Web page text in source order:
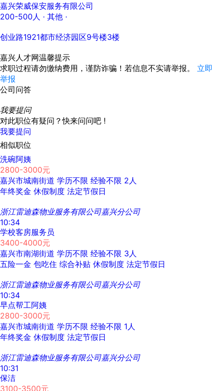
嘉兴荣威保安服务有限公司
200-500人 · 其他 ·
创业路1921都市经济园区9号楼3楼
嘉兴人才网温馨提示
求职过程请勿缴纳费用，谨防诈骗！若信息不实请举报。 立即
举报
公司问答
我要提问
对此职位有疑问？快来问问吧 !
我要提问
相似职位
洗碗阿姨
2800-3000元
嘉兴市城南街道 学历不限 经验不限 2人
年终奖金 休假制度 法定节假日
浙江雷迪森物业服务有限公司嘉兴分公司
10:34
学校客房服务员
3400-4000元
嘉兴市南湖街道 学历不限 经验不限 3人
五险一金 包吃住 综合补贴 休假制度 法定节假日
浙江雷迪森物业服务有限公司嘉兴分公司
10:34
早点帮工阿姨
2800-3000元
嘉兴市城南街道 学历不限 经验不限 1人
年终奖金 休假制度 法定节假日
浙江雷迪森物业服务有限公司嘉兴分公司
10:31
保洁
3100-3500元